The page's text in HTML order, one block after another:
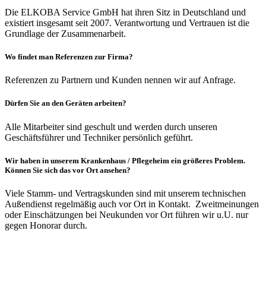
Die ELKOBA Service GmbH hat ihren Sitz in Deutschland und
existiert insgesamt seit 2007. Verantwortung und Vertrauen ist die
Grundlage der Zusammenarbeit.
Wo findet man Referenzen zur Firma?
Referenzen zu Partnern und Kunden nennen wir auf Anfrage.
Dürfen Sie an den Geräten arbeiten?
Alle Mitarbeiter sind geschult und werden durch unseren
Geschäftsführer und Techniker persönlich geführt.
Wir haben in unserem Krankenhaus / Pflegeheim ein größeres Problem.
Können Sie sich das vor Ort ansehen?
Viele Stamm- und Vertragskunden sind mit unserem technischen
Außendienst regelmäßig auch vor Ort in Kontakt. Zweitmeinungen
oder Einschätzungen bei Neukunden vor Ort führen wir u.U. nur
gegen Honorar durch.